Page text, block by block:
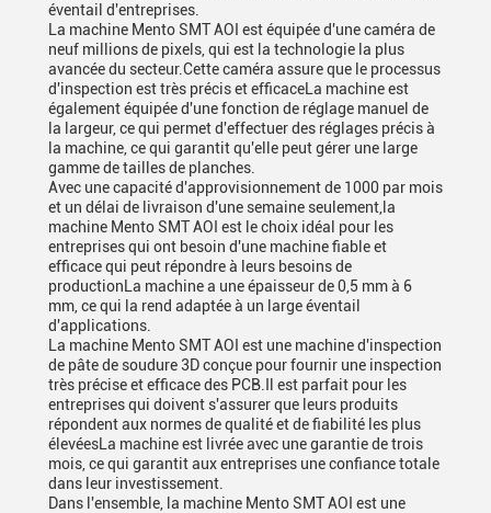
éventail d'entreprises.
La machine Mento SMT AOI est équipée d'une caméra de
neuf millions de pixels, qui est la technologie la plus
avancée du secteur.Cette caméra assure que le processus
d'inspection est très précis et efficaceLa machine est
également équipée d'une fonction de réglage manuel de
la largeur, ce qui permet d'effectuer des réglages précis à
la machine, ce qui garantit qu'elle peut gérer une large
gamme de tailles de planches.
Avec une capacité d'approvisionnement de 1000 par mois
et un délai de livraison d'une semaine seulement,la
machine Mento SMT AOI est le choix idéal pour les
entreprises qui ont besoin d'une machine fiable et
efficace qui peut répondre à leurs besoins de
productionLa machine a une épaisseur de 0,5 mm à 6
mm, ce qui la rend adaptée à un large éventail
d'applications.
La machine Mento SMT AOI est une machine d'inspection
de pâte de soudure 3D conçue pour fournir une inspection
très précise et efficace des PCB.Il est parfait pour les
entreprises qui doivent s'assurer que leurs produits
répondent aux normes de qualité et de fiabilité les plus
élevéesLa machine est livrée avec une garantie de trois
mois, ce qui garantit aux entreprises une confiance totale
dans leur investissement.
Dans l'ensemble, la machine Mento SMT AOI est une